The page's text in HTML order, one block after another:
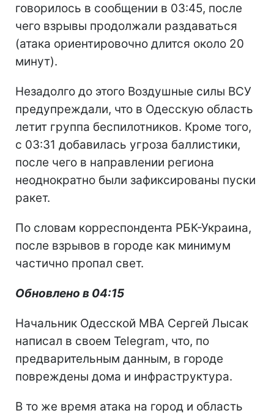
говорилось в сообщении в 03:45, после
чего взрывы продолжали раздаваться
(атака ориентировочно длится около 20
минут).
Незадолго до этого Воздушные силы ВСУ
предупреждали, что в Одесскую область
летит группа беспилотников. Кроме того,
с 03:31 добавилась угроза баллистики,
после чего в направлении региона
неоднократно были зафиксированы пуски
ракет.
По словам корреспондента РБК-Украина,
после взрывов в городе как минимум
частично пропал свет.
Обновлено в 04:15
Начальник Одесской МВА Сергей Лысак
написал в своем Telegram, что, по
предварительным данным, в городе
повреждены дома и инфраструктура.
В то же время атака на город и область